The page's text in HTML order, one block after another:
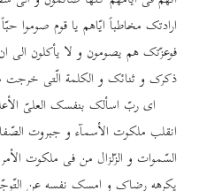
ارادتک مخاطباً ایّاهم یا قوم صوموا
فوعزّتک هم یصومون و لا یأکلون الی
ذکرک و ثنائک و الکلمة الّتی
ای ربّ اسألک بنفسک العلیّ
انقلب ملکوت الأسمآء و جبروت
السّموات و الزّلزال من فی ملکوت